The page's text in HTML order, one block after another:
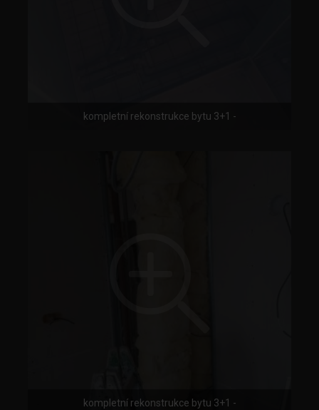
kompletní rekonstrukce bytu 3+1 -
kompletní rekonstrukce bytu 3+1 -